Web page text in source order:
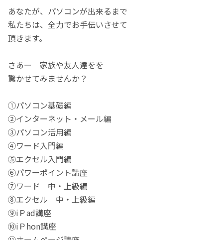
あなたが、パソコンが出来るまで
私たちは、全力でお手伝いさせて
頂きます。
さあー 家族や友人達をを
驚かせてみませんか？
①パソコン基礎編
②インターネット・メール編
③パソコン活用編
④ワード入門編
⑤エクセル入門編
⑥パワーポイント講座
⑦ワード 中・上級編
⑧エクセル 中・上級編
⑨iＰad講座
⑩iＰhon講座